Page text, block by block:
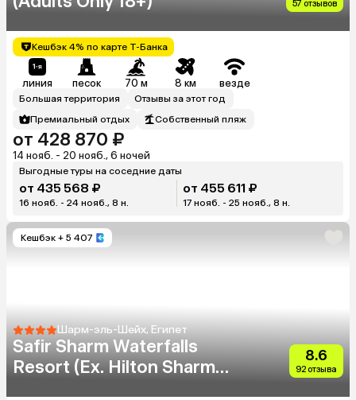
57 отзывов
Кешбэк 4% по карте Т-Банка
линия песок 70 м 8 км везде
Большая территория
Отзывы за этот год
Премиальный отдых
Собственный пляж
от 428 870 ₽
14 нояб. - 20 нояб., 6 ночей
Выгодные туры на соседние даты
от 435 568 ₽
16 нояб. - 24 нояб., 8 н.
от 455 611 ₽
17 нояб. - 25 нояб., 8 н.
Кешбэк + 5 407
Шарм-эль-Шейх, Египет
Safir Sharm Waterfalls
Resort (Ex. Hilton Sharm
8.6
92 отзыва